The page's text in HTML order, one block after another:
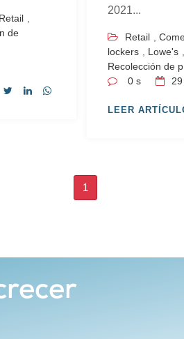
de
2021...
Retail ,
lockers
Lowe's
Recolección de
0 s
LEER
1